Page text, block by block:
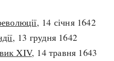
, 14 січня 1642
, 13 грудня 1642
XIV, 14 травня 1643